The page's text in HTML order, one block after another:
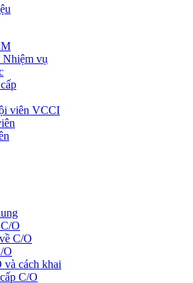
Nhiệm vụ
viên VCCI
O
C/O
O
và cách khai
C/O